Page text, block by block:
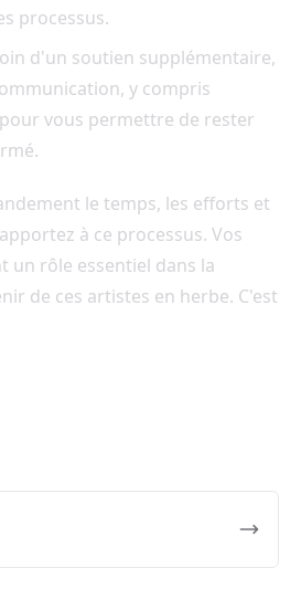
processus.
d'un soutien supplémentaire,
y compris
vous permettre de rester
le temps, les efforts et
à ce processus. Vos
un rôle essentiel dans la
de ces artistes en herbe. C'est